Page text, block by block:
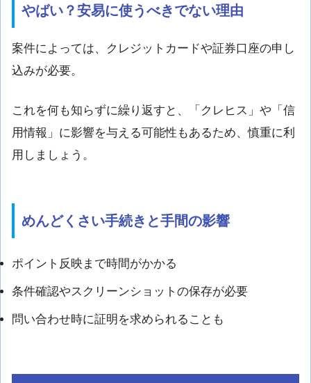
やばい？安易に使うべきでない理由
案件によっては、クレジットカードや証券口座の申し
込みが必要。
これを何も知らずに繰り返すと、「クレヒス」や「信
用情報」に影響を与える可能性もあるため、慎重に利
用しましょう。
めんどくさい手続きと手間の影響
ポイント反映まで時間がかかる
条件確認やスクリーンショットの保存が必要
問い合わせ時に証明を求められることも